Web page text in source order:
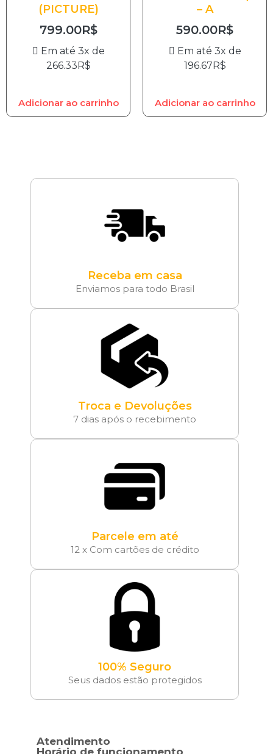
(PICTURE)
799.00R$
Em até 3x de
266.33R$
Adicionar ao carrinho
– A
590.00R$
Em até 3x de
196.67R$
Adicionar ao carrinho
Receba em casa
Enviamos para todo Brasil
Troca e Devoluções
7 dias após o recebimento
Parcele em até
12 x Com cartões de crédito
100% Seguro
Seus dados estão protegidos
Atendimento